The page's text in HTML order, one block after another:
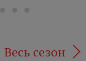
Весь сезон